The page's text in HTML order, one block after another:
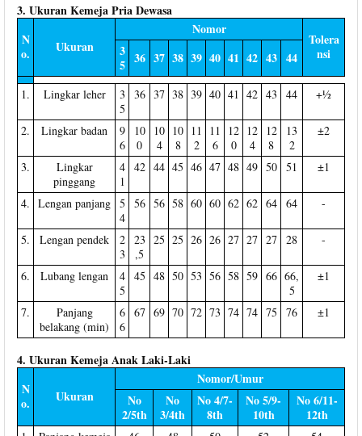
3. Ukuran Kemeja Pria Dewasa
N
o.
Ukuran
Nomor
Tolera
nsi
3
5 36 37 38 39 40 41 42 43 44
1. Lingkar leher
3
5
36 37 38 39 40 41 42 43 44 +½
2. Lingkar badan
9
6
10
0
10
4
10
8
11
2
11
6
12
0
12
4
12
8
13
2
±2
3.
Lingkar
pinggang
4
1
42 44 45 46 47 48 49 50 51 ±1
4. Lengan panjang 5
4
56 56 58 60 60 62 62 64 64 -
5. Lengan pendek
2
3
23
,5
25 25 26 26 27 27 27 28 -
6. Lubang lengan
4
5
45 48 50 53 56 58 59 66 66,
5
±1
7.
Panjang
belakang (min)
6
6
67 69 70 72 73 74 74 75 76 ±1
4. Ukuran Kemeja Anak Laki-Laki
N
o.
Ukuran
Nomor/Umur
No
2/5th
No
3/4th
No 4/7-
8th
No 5/9-
10th
No 6/11-
12th